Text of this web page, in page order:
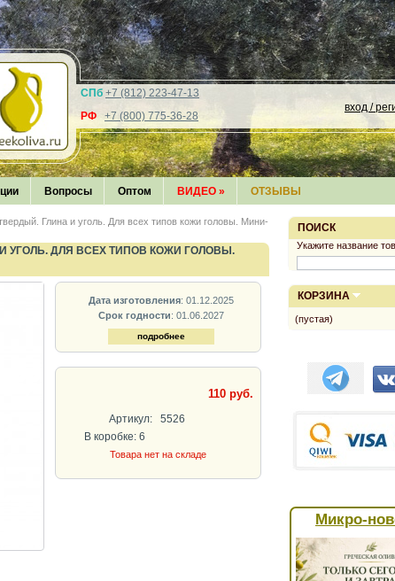
СПб +7 (812) 223-47-13
РФ +7 (800) 775-36-28
вход /
Вопросы Оптом ВИДЕО » ОТЗЫВЫ
Глина и уголь. Для всех типов кожи головы. Мини-
УГОЛЬ. ДЛЯ ВСЕХ ТИПОВ КОЖИ ГОЛОВЫ.
Дата изготовления: 01.12.2025
Срок годности: 01.06.2027
подробнее
110 руб.
Артикул:
5526
В коробке: 6
Товара нет на складе
ПОИСК
Укажите название
КОРЗИНА
(пустая)
Микро-